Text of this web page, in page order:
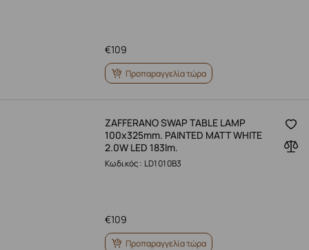
109
€
Προπαραγγελία τώρα
ZAFFERANO SWAP TABLE LAMP
100x325mm. PAINTED MATT WHITE
2.0W LED 183lm.
Κωδικός: LD1010B3
109
€
Προπαραγγελία τώρα